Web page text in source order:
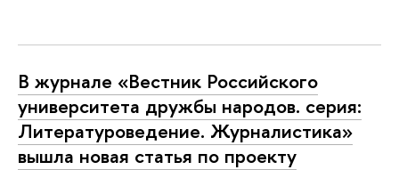
В журнале «Вестник Российского
университета дружбы народов. серия:
Литературоведение. Журналистика»
вышла новая статья по проекту